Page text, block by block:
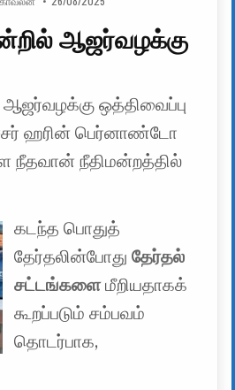
ஆஜர்வழக்கு
ஒத்திவைப்பு
ஹரின் பெர்னாண்டோ
நீதவான் நீதிமன்றத்தில்
கடந்த பொதுத்
தேர்தலின்போதுதேர்தல்
சட்டங்களைமீறியதாகக்
கூறப்படும் சம்பவம்
தொடர்பாக,